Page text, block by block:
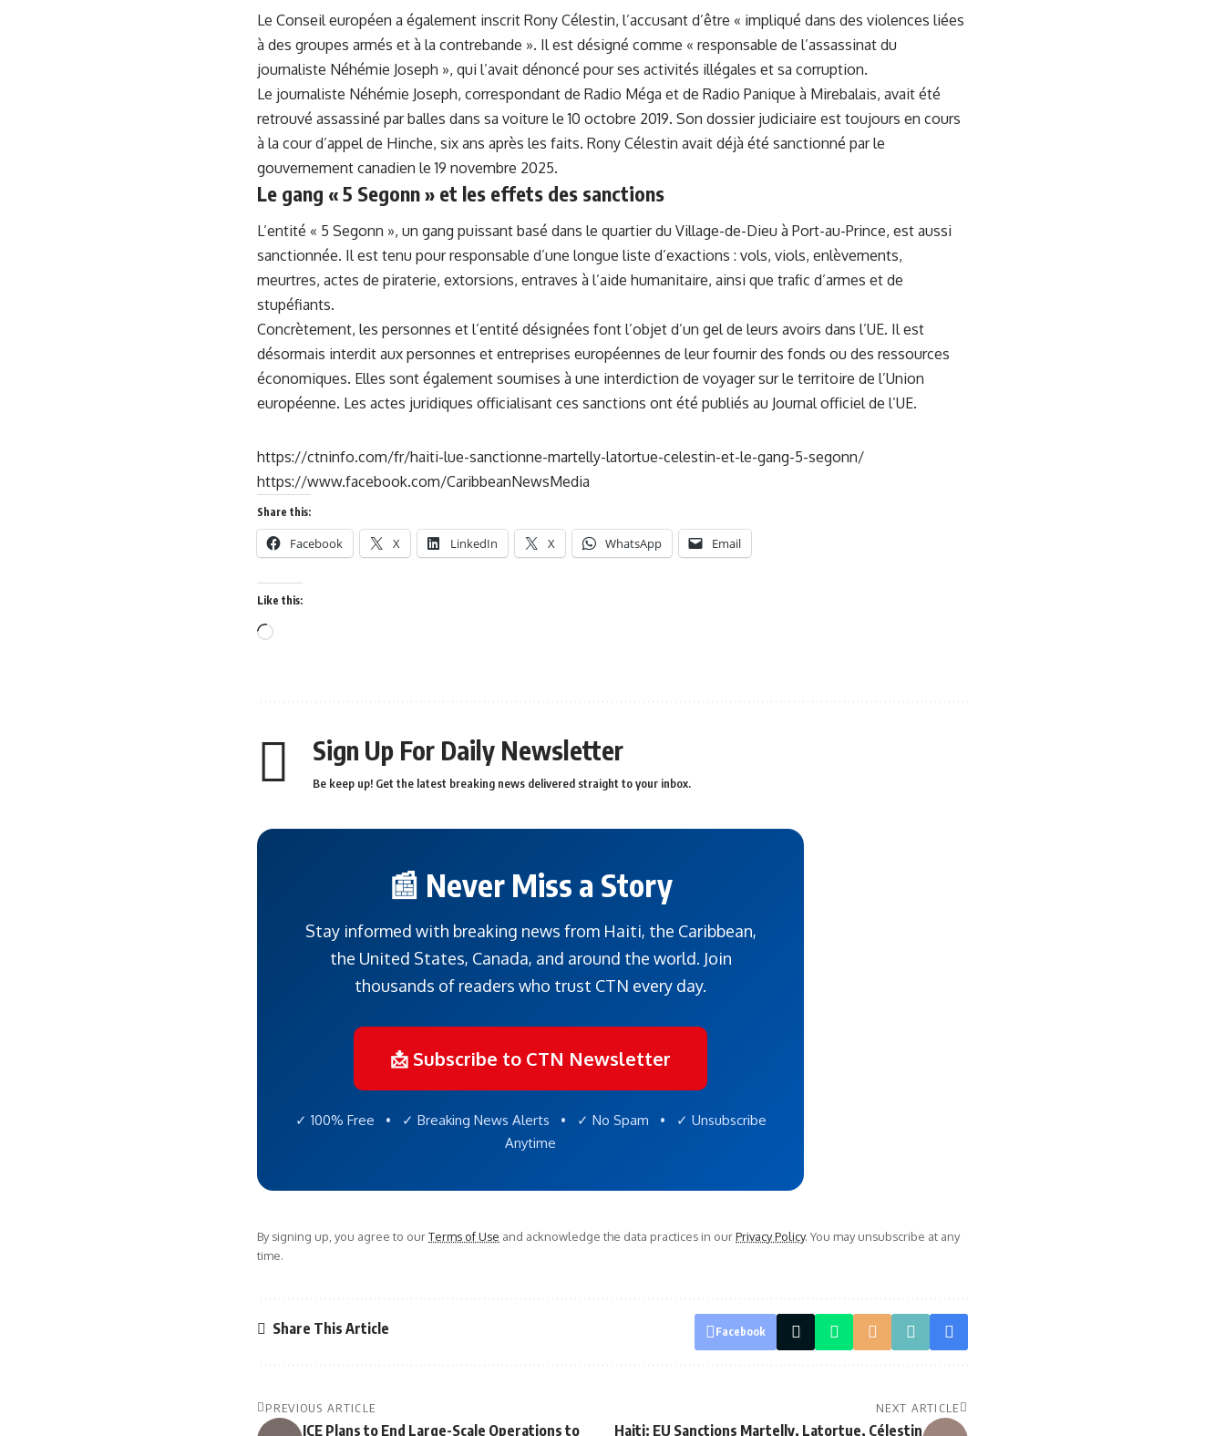
Le Conseil européen a également inscrit Rony Célestin, l’accusant d’être « impliqué dans des violences liées
à des groupes armés et à la contrebande ». Il est désigné comme « responsable de l’assassinat du
journaliste Néhémie Joseph », qui l’avait dénoncé pour ses activités illégales et sa corruption.
Le journaliste Néhémie Joseph, correspondant de Radio Méga et de Radio Panique à Mirebalais, avait été
retrouvé assassiné par balles dans sa voiture le 10 octobre 2019. Son dossier judiciaire est toujours en cours
à la cour d’appel de Hinche, six ans après les faits. Rony Célestin avait déjà été sanctionné par le
gouvernement canadien le 19 novembre 2025.
Le gang « 5 Segonn » et les effets des sanctions
L’entité « 5 Segonn », un gang puissant basé dans le quartier du Village-de-Dieu à Port-au-Prince, est aussi
sanctionnée. Il est tenu pour responsable d’une longue liste d’exactions : vols, viols, enlèvements,
meurtres, actes de piraterie, extorsions, entraves à l’aide humanitaire, ainsi que trafic d’armes et de
stupéfiants.
Concrètement, les personnes et l’entité désignées font l’objet d’un gel de leurs avoirs dans l’UE. Il est
désormais interdit aux personnes et entreprises européennes de leur fournir des fonds ou des ressources
économiques. Elles sont également soumises à une interdiction de voyager sur le territoire de l’Union
européenne. Les actes juridiques officialisant ces sanctions ont été publiés au Journal officiel de l’UE.
https://ctninfo.com/fr/haiti-lue-sanctionne-martelly-latortue-celestin-et-le-gang-5-segonn/
https://www.facebook.com/CaribbeanNewsMedia
Share this:
Facebook X LinkedIn X WhatsApp Email
Like this:
Sign Up For Daily Newsletter
Be keep up! Get the latest breaking news delivered straight to your inbox.
📰 Never Miss a Story
Stay informed with breaking news from Haiti, the Caribbean,
the United States, Canada, and around the world. Join
thousands of readers who trust CTN every day.
📩 Subscribe to CTN Newsletter
✓ 100% Free • ✓ Breaking News Alerts • ✓ No Spam • ✓ Unsubscribe
Anytime
By signing up, you agree to ourTerms of Use and acknowledge the data practices in ourPrivacy Policy. You may unsubscribe at any
time.
Share This Article Facebook
PREVIOUS ARTICLE
ICE Plans to End Large-Scale Operations to
NEXT ARTICLE
Haiti: EU Sanctions Martelly, Latortue, Célestin